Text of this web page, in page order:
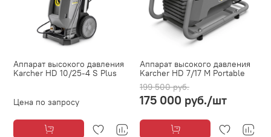
Аппарат высокого давления
Karcher HD 10/25-4 S Plus
Цена по запросу
Аппарат высокого давления
Karcher HD 7/17 M Portable
199 500 руб.
175 000 руб./шт